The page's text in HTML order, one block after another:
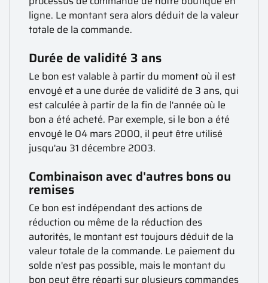
ligne. Le montant sera alors déduit de la valeur
totale de la commande.
Durée de validité 3 ans
Le bon est valable à partir du moment où il est
envoyé et a une durée de validité de 3 ans, qui
est calculée à partir de la fin de l'année où le
bon a été acheté. Par exemple, si le bon a été
envoyé le 04 mars 2000, il peut être utilisé
jusqu'au 31 décembre 2003.
Combinaison avec d'autres bons ou
remises
Ce bon est indépendant des actions de
réduction ou même de la réduction des
autorités, le montant est toujours déduit de la
valeur totale de la commande. Le paiement du
solde n'est pas possible, mais le montant du
bon peut être réparti sur plusieurs commandes